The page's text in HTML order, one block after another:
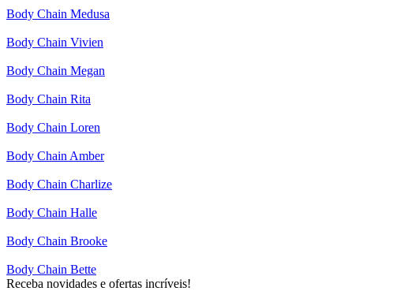
Body Chain Medusa
Body Chain Vivien
Body Chain Megan
Body Chain Rita
Body Chain Loren
Body Chain Amber
Body Chain Charlize
Body Chain Halle
Body Chain Brooke
Body Chain Bette
Receba novidades e ofertas incríveis!